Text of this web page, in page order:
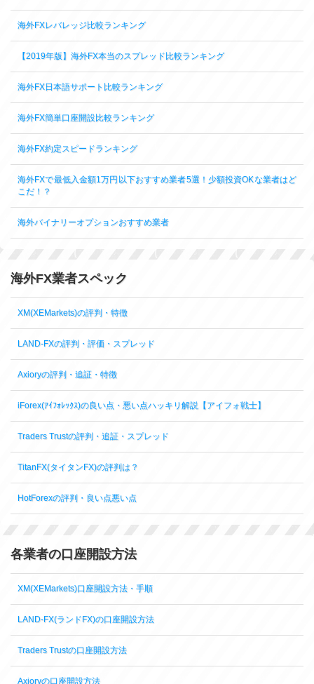
海外FXレバレッジ比較ランキング
【2019年版】海外FX本当のスプレッド比較ランキング
海外FX日本語サポート比較ランキング
海外FX簡単口座開設比較ランキング
海外FX約定スピードランキング
海外FXで最低入金額1万円以下おすすめ業者5選！少額投資OKな業者はど
こだ！？
海外バイナリーオプションおすすめ業者
海外FX業者スペック
XM(XEMarkets)の評判・特徴
LAND-FXの評判・評価・スプレッド
Axioryの評判・追証・特徴
iForex(ｱｲﾌｫﾚｯｸｽ)の良い点・悪い点ハッキリ解説【アイフォ戦士】
Traders Trustの評判・追証・スプレッド
TitanFX(タイタンFX)の評判は？
HotForexの評判・良い点悪い点
各業者の口座開設方法
XM(XEMarkets)口座開設方法・手順
LAND-FX(ランドFX)の口座開設方法
Traders Trustの口座開設方法
Axioryの口座開設方法